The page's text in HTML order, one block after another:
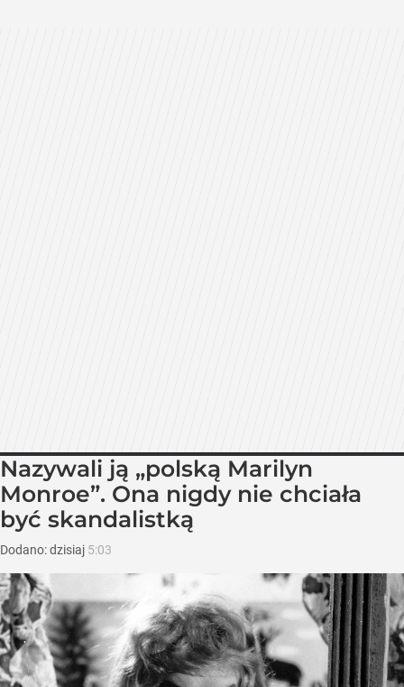
Nazywali ją „polską Marilyn
Monroe”. Ona nigdy nie chciała
być skandalistką
Dodano:dzisiaj 5:03